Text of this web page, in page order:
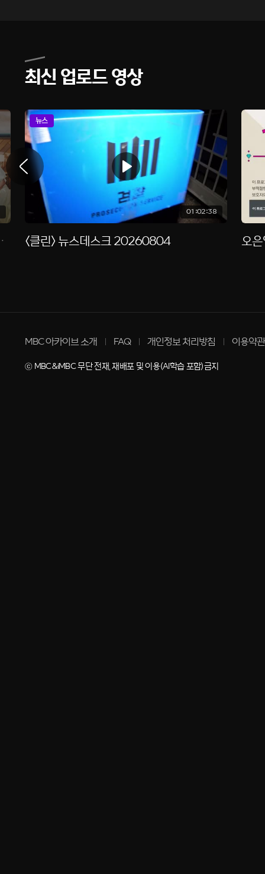
최신 업로드 영상
[클린] RE
뉴스
01:02:38
<클린> 뉴스데스크 20260804
MBC 아카이브 소개 FAQ 개인정보 처리방침 이용약관
ⓒ MBC&iMBC 무단 전재, 재배포 및 이용(AI학습 포함)금지